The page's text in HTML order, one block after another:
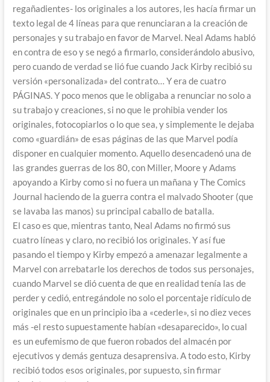
regañadientes- los originales a los autores, les hacía firmar un
texto legal de 4 líneas para que renunciaran a la creación de
personajes y su trabajo en favor de Marvel. Neal Adams habló
en contra de eso y se negó a firmarlo, considerándolo abusivo,
pero cuando de verdad se lió fue cuando Jack Kirby recibió su
versión «personalizada» del contrato… Y era de cuatro
PÁGINAS. Y poco menos que le obligaba a renunciar no solo a
su trabajo y creaciones, si no que le prohibia vender los
originales, fotocopiarlos o lo que sea, y simplemente le dejaba
como «guardián» de esas páginas de las que Marvel podía
disponer en cualquier momento. Aquello desencadenó una de
las grandes guerras de los 80, con Miller, Moore y Adams
apoyando a Kirby como si no fuera un mañana y The Comics
Journal haciendo de la guerra contra el malvado Shooter (que
se lavaba las manos) su principal caballo de batalla.
El caso es que, mientras tanto, Neal Adams no firmó sus
cuatro líneas y claro, no recibió los originales. Y así fue
pasando el tiempo y Kirby empezó a amenazar legalmente a
Marvel con arrebatarle los derechos de todos sus personajes,
cuando Marvel se dió cuenta de que en realidad tenía las de
perder y cedió, entregándole no solo el porcentaje ridículo de
originales que en un principio iba a «cederle», si no diez veces
más -el resto supuestamente habían «desaparecido», lo cual
es un eufemismo de que fueron robados del almacén por
ejecutivos y demás gentuza desaprensiva. A todo esto, Kirby
recibió todos esos originales, por supuesto, sin firmar